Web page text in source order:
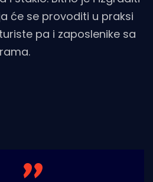
će se provoditi u praksi
pa i zaposlenike sa